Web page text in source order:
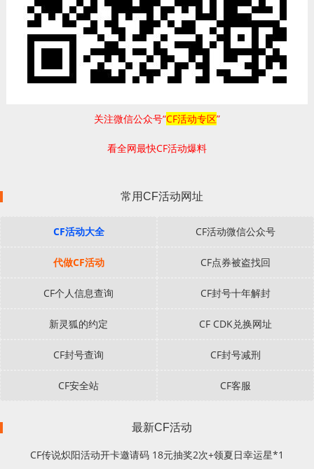
关注微信公众号“CF活动专区”
看全网最快CF活动爆料
常用CF活动网址
CF活动大全 CF活动微信公众号
代做CF活动 CF点券被盗找回
CF个人信息查询 CF封号十年解封
新灵狐的约定 CF CDK兑换网址
CF封号查询 CF封号减刑
CF安全站 CF客服
最新CF活动
CF传说炽阳活动开卡邀请码 18元抽奖2次+领夏日幸运星*1